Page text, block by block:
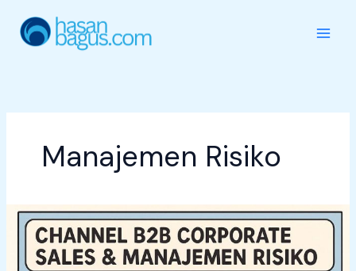
content
Manajemen Risiko
Sales
Training
Series